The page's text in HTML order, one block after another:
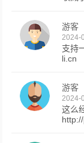
游客
2024-
支持
li.cn
游客
2024-
这么